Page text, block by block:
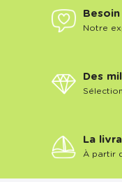
Notre
Des
La
À partir